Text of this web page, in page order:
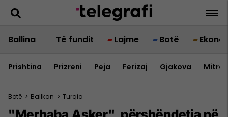
Ballina Të fundit Lajme Botë
Prishtina Prizreni Peja Ferizaj Gjakova
Botë > Ballkan > Turqia